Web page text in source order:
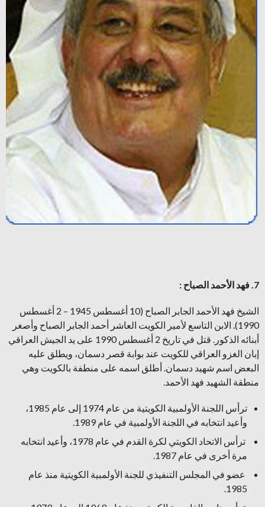
7. فهد الأحمد الصباح :
الشيخ فهد الأحمد الجابر الصباح (10 أغسطس 1945 – 2 أغسطس
1990). الابن التاسع لأمير الكويت العاشر أحمد الجابر الصباح وأصغر
أبنائه الذكور. قتل في تاريخ 2 أغسطس 1990 على يد الجيش العراقي
إبان الغزو العراقي للكويت عند بوابة قصر دسمان، ويطلق عليه
البعض اسم شهيد دسمان. أطلق اسمه على منطفة بالكويت وهي
منطقة الشهيد فهد الأحمد.
ترأس اللجنة الأولمبية الكويتية من عام 1974 إلى عام 1985،
وأعيد انتخابه في اللجنة الأولمبية في عام 1989.
ترأس الاتحاد الكويتي لكرة القدم في عام 1978، وأعيد انتخابه
مرة أخرى في عام 1987.
عضو في المجلس التنفيذي للجنة الأولمبية الكويتية منذ عام
1985.